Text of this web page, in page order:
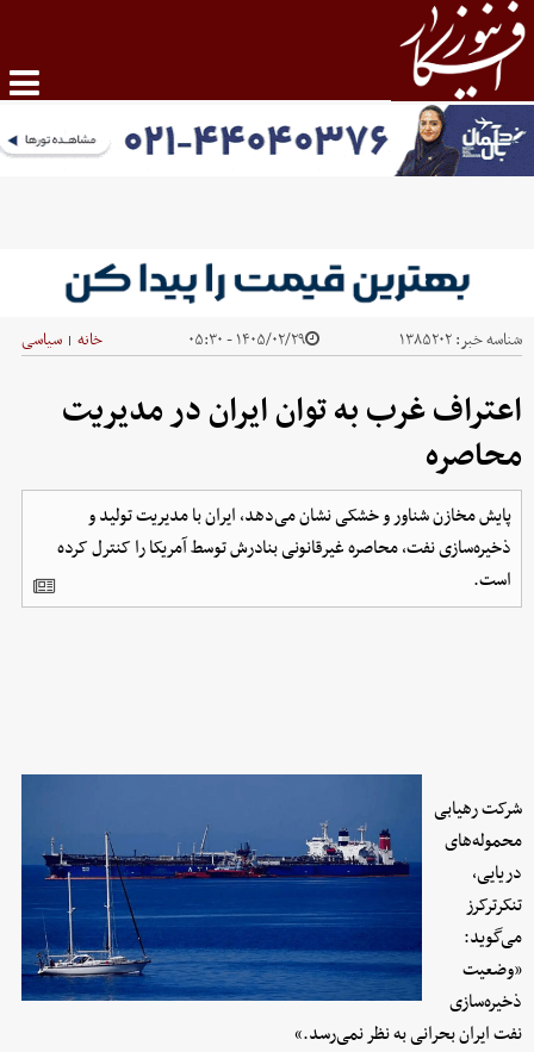
شناسه خبر:۱۳۸۵۲۰۲ ۱۴۰۵/۰۲/۲۹ - ۰۵:۳۰ خانه | سیاسی
اعتراف غرب به توان ایران در مدیریت
محاصره
پایش مخازن شناور و خشکی نشان می‌دهد، ایران با مدیریت تولید و
ذخیره‌سازی نفت، محاصره غیرقانونی بنادرش توسط آمریکا را کنترل کرده
است.
شرکت رهیابی
محموله‌های
دریایی،
تنکرترکرز
می‌گوید:
«وضعیت
ذخیره‌سازی
نفت ایران بحرانی به نظر نمی‌رسد.»